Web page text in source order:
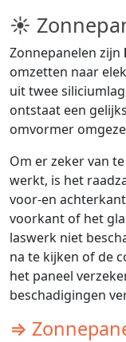
☀
Zonnepanelen zijn
omzetten naar
uit twee
ontstaat een
omvormer
Om er zeker van
werkt, is het
voor-en
voorkant of het
laswerk niet
na te kijken of de
het paneel
beschadigingen
⇒